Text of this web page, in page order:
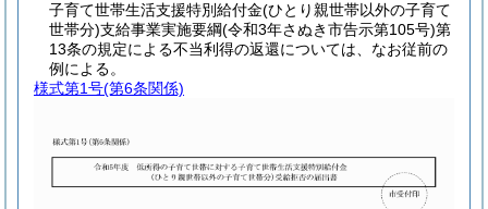
子育て世帯生活支援特別給付金(ひとり親世帯以外の子育て
世帯分)支給事業実施要綱(令和3年さぬき市告示第105号)第
13条の規定による不当利得の返還については、なお従前の
例による。
様式第1号(第6条関係)